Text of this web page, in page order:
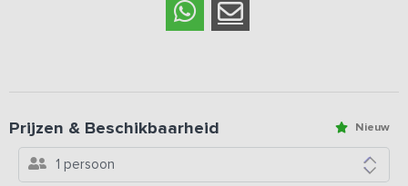
Nieuw
Prijzen & Beschikbaarheid
1 persoon